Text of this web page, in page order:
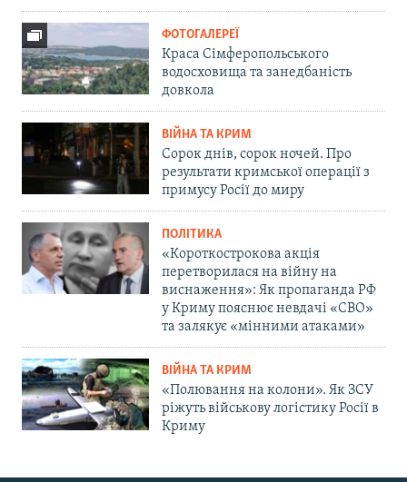
ФОТОГАЛЕРЕЇ
Краса Сімферопольського
водосховища та занедбаність
довкола
ВІЙНА ТА КРИМ
Сорок днів, сорок ночей. Про
результати кримської операції з
примусу Росії до миру
ПОЛІТИКА
«Короткострокова акція
перетворилася на війну на
виснаження»: Як пропаганда РФ
у Криму пояснює невдачі «СВО»
та залякує «мінними атаками»
ВІЙНА ТА КРИМ
«Полювання на колони». Як ЗСУ
ріжуть військову логістику Росії в
Криму